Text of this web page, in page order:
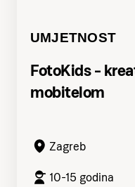
UMJETNOST
FotoKids -
mobitelom
Zagreb
10-15 godina